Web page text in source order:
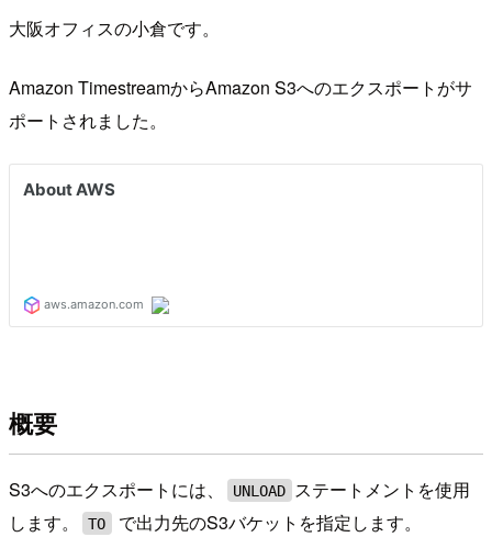
大阪オフィスの小倉です。
Amazon TimestreamからAmazon S3へのエクスポートがサ
ポートされました。
概要
S3へのエクスポートには、 UNLOAD ステートメントを使用
します。
TO で出力先のS3バケットを指定します。